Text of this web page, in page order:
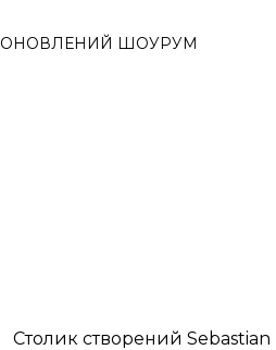
ОНОВЛЕНИЙ ШОУРУМ
Столик створений